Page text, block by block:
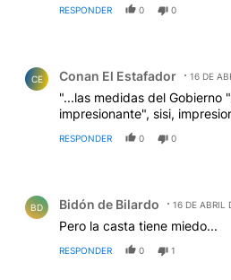
RESPONDER 0 0
CE Conan El Estafador 16 DE
"...las medidas del Gobierno
impresionante", sisi,
RESPONDER 0 0
BD Bidón de Bilardo 16 DE ABRIL
Pero la casta tiene miedo...
RESPONDER 0 1